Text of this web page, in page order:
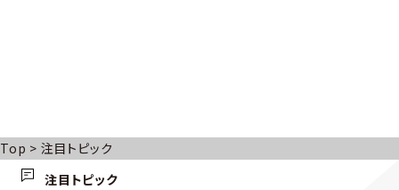
Top > 注目トピック
注目トピック